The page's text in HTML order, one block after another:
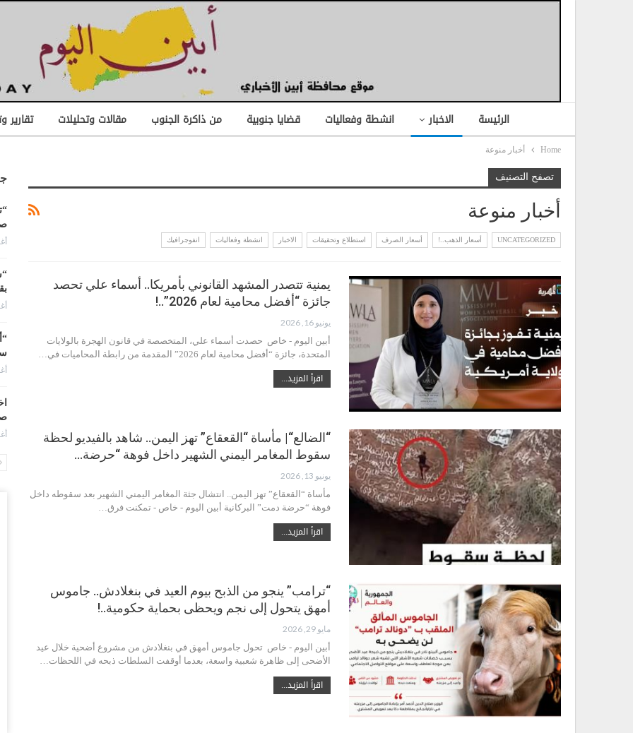
الرئيسة الاخبار انشطة وفعاليات قضايا جنوبية من ذاكرة الجنوب مقالات وتحليلات تقارير
Home أخبار منوعة
تصفح التصنيف
أخبار منوعة
UNCATEGORIZED أسعار الذهب..! أسعار الصرف استطلاع وتحقيقات الاخبار انشطة وفعاليات انفوجرافيك
يمنية تتصدر المشهد القانوني بأمريكا.. أسماء علي تحصد
جائزة “أفضل محامية لعام 2026”..!
يونيو 16, 2026
أبين اليوم - خاص حصدت أسماء علي، المتخصصة في قانون الهجرة بالولايات
المتحدة، جائزة “أفضل محامية لعام 2026” المقدمة من رابطة المحاميات في…
اقرأ المزيد...
“الضالع“| مأساة “القعقاع” تهز اليمن.. شاهد بالفيديو لحظة
سقوط المغامر اليمني الشهير داخل فوهة “حرضة…
يونيو 13, 2026
مأساة “القعقاع” تهز اليمن.. انتشال جثة المغامر اليمني الشهير بعد سقوطه داخل
فوهة “حرضة دمت” البركانية أبين اليوم - خاص - تمكنت فرق…
اقرأ المزيد...
“ترامب” ينجو من الذبح بيوم العيد في بنغلادش.. جاموس
أمهق يتحول إلى نجم ويحظى بحماية حكومية..!
مايو 29, 2026
أبين اليوم - خاص تحول جاموس أمهق في بنغلادش من مشروع أضحية خلال عيد
الأضحى إلى ظاهرة شعبية واسعة، بعدما أوقفت السلطات ذبحه في اللحظات…
اقرأ المزيد...
صنعاء 2026..